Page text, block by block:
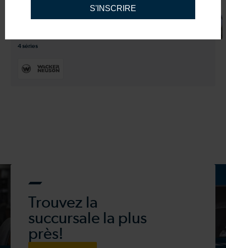
Rouleau compacteur
4 séries
Trouvez la
succursale la plus
près!
S'INSCRIRE